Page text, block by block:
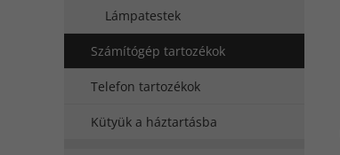
Lámpatestek
Számítógép tartozékok
Telefon tartozékok
Kütyük a háztartásba